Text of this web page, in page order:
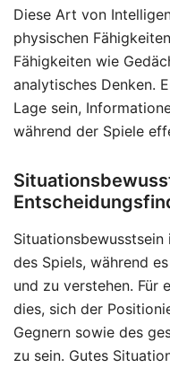
Diese Art von
physischen
Fähigkeiten wie
analytisches Denken.
Lage sein,
während der Spiele
des Spiels, während
und zu verstehen. Für
dies, sich der
Gegnern sowie des
zu sein. Gutes